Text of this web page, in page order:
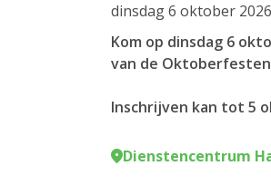
dinsdag 6 oktober 2026
Kom op dinsdag 6
van de
Inschrijven kan tot 5
Dienstencentrum